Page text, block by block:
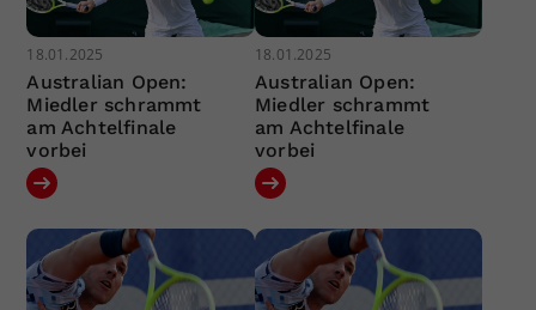
18.01.2025
Australian Open:
Miedler schrammt
am Achtelfinale
vorbei
18.01.2025
Australian Open:
Miedler schrammt
am Achtelfinale
vorbei